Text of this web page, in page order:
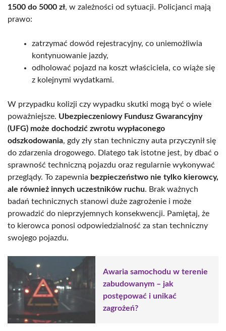
1500 do 5000 zł, w zależności od sytuacji. Policjanci mają
prawo:
zatrzymać dowód rejestracyjny, co uniemożliwia
kontynuowanie jazdy,
odholować pojazd na koszt właściciela, co wiąże się
z kolejnymi wydatkami.
W przypadku kolizji czy wypadku skutki mogą być o wiele
poważniejsze. Ubezpieczeniowy Fundusz Gwarancyjny
(UFG) może dochodzić zwrotu wypłaconego
odszkodowania, gdy zły stan techniczny auta przyczynił się
do zdarzenia drogowego. Dlatego tak istotne jest, by dbać o
sprawność techniczną pojazdu oraz regularnie wykonywać
przeglądy. To zapewnia bezpieczeństwo nie tylko kierowcy,
ale również innych uczestników ruchu. Brak ważnych
badań technicznych stanowi duże zagrożenie i może
prowadzić do nieprzyjemnych konsekwencji. Pamiętaj, że
to kierowca ponosi odpowiedzialność za stan techniczny
swojego pojazdu.
Awaria samochodu w terenie
zabudowanym – jak
postępować i unikać
zagrożeń?